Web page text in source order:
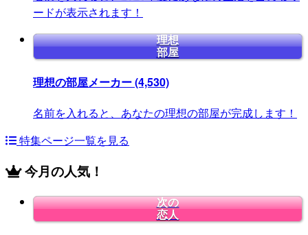
ードが表示されます！
理想
部屋
理想の部屋メーカー(4,530)
名前を入れると、あなたの理想の部屋が完成します！
特集ページ一覧を見る
今月の人気！
次の
恋人